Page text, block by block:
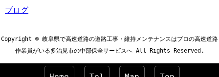
ブログ
Copyright © 岐阜県で高速道路の道路工事・維持メンテナンスはプロの高速道路
作業員がいる多治見市の中部保全サービスへ All Rights Reserved.